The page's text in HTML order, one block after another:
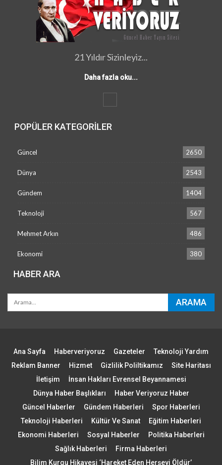
21 Yıldır Sizinleyiz...
Daha fazla oku...
POPÜLER KATEGORILER
Güncel 2650
Dünya 2543
Gündem 1404
Teknoloji 567
Mehmet Arkın 486
Ekonomi 380
HABER ARA
Ana Sayfa Haberveriyoruz Gazeteler
Teknoloji Yardım
Reklam Banner
Hizmet Gizlilik Poliltikamız
Site Haritası
İletişim
İnsan Hakları Evrensel Beyannamesi
Dünya Haber Başlıkları
Haber Veriyoruz Haber
Güncel Haberler
Gündem Haberleri
Spor Haberleri
Teknoloji Haberleri
Kültür Ve Sanat
Eğitim Haberleri
Ekonomi Haberleri
Sosyal Haberler
Politika Haberleri
Sağlık Haberleri
Firma Haberleri
Bilim Kurgu Hikayesi ‘Hareket Eden Herşeyi Öldür’